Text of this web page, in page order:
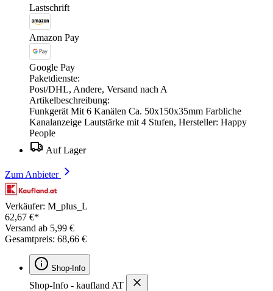
Lastschrift
Amazon Pay
Google Pay
Paketdienste:
Post/DHL, Andere, Versand nach A
Artikelbeschreibung:
Funkgerät Mit 6 Kanälen Ca. 50x150x35mm Farbliche
Kanalanzeige Lautstärke mit 4 Stufen, Hersteller: Happy
People
Auf Lager
Zum Anbieter
Verkäufer: M_plus_L
62,67 €*
Versand ab 5,99 €
Gesamtpreis: 68,66 €
Shop-Info
Shop-Info - kaufland AT